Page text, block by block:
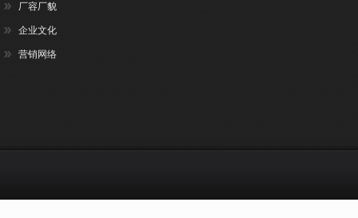
厂容厂貌
企业文化
营销网络